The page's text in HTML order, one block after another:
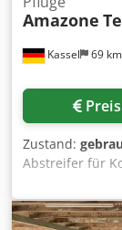
Kassel 69 km
Amazone
Zustand:
Abstreifer für
/ Pflugkörper
Scheibensech
die